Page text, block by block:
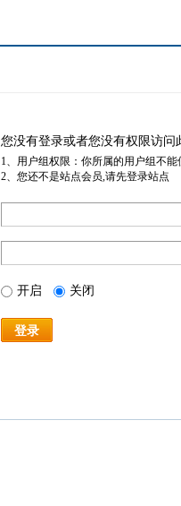
您没有登录或者您没有权限访问
1、用户组权限：你所属的用户组不
2、您还不是站点会员,请先登录站点
开启 关闭
登录